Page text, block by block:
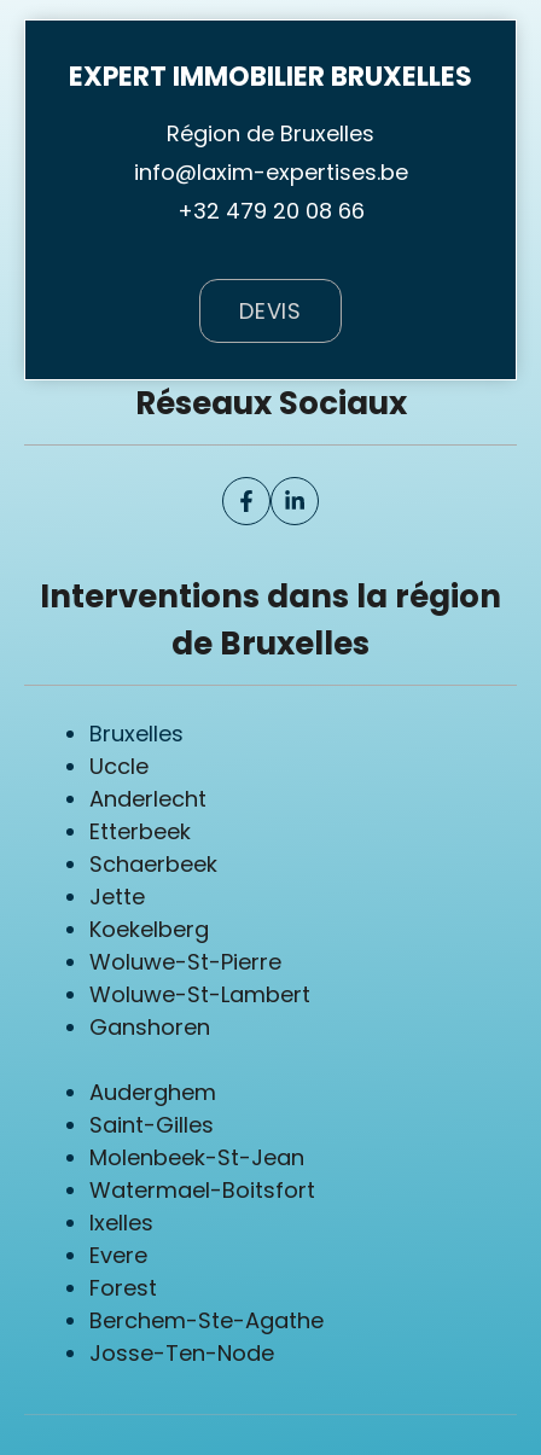
Réseaux Sociaux
EXPERT IMMOBILIER BRUXELLES
Région de Bruxelles
info@laxim-expertises.be
+32 479 20 08 66
DEVIS
Interventions dans la région
de Bruxelles
Bruxelles
Uccle
Anderlecht
Etterbeek
Schaerbeek
Jette
Koekelberg
Woluwe-St-Pierre
Woluwe-St-Lambert
Ganshoren
Auderghem
Saint-Gilles
Molenbeek-St-Jean
Watermael-Boitsfort
Ixelles
Evere
Forest
Berchem-Ste-Agathe
Josse-Ten-Node